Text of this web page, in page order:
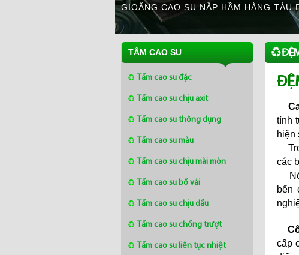
GIOĂNG CAO SU NẮP HẦM HÀNG TÀU
TẤM CAO SU
Tấm cao su đặc
Tấm cao su chịu axit
Tấm cao su thông dụng
Tấm cao su màu
Tấm cao su chịu mài mòn
Tấm cao su bố vải
Tấm cao su chịu dầu
Tấm cao su chống trượt
Tấm cao su liên tục nhiệt
tính
hiện
các
Nó
bến
cấp